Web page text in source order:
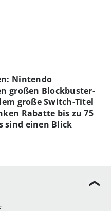
Nintendo
großen Blockbuster-
große Switch-Titel
Rabatte bis zu 75
sind einen Blick